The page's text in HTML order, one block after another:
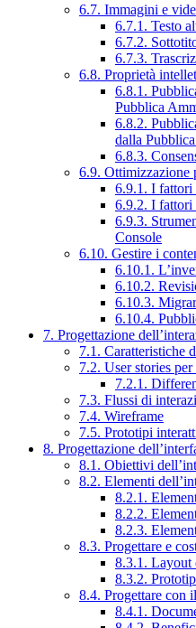
6.7. Immagini e
6.7.1. Testo
6.7.2.
6.7.3.
6.8. Proprietà
6.8.1.
Pubblica
6.8.2.
dalla
6.8.3.
6.9. Ottimizzazione
6.9.1. I fattori
6.9.2. I fattori
6.9.3.
Console
6.10. Gestire i
6.10.1.
6.10.2.
6.10.3.
6.10.4.
7. Progettazione
7.1. Caratteristiche
7.2. User stories
7.2.1.
7.3. Flussi di
7.4. Wireframe
7.5. Prototipi
8. Progettazione
8.1. Obiettivi
8.2. Elementi
8.2.1.
8.2.2.
8.2.3.
8.3. Progettare e
8.3.1. Layout
8.3.2.
8.4. Progettare con
8.4.1.